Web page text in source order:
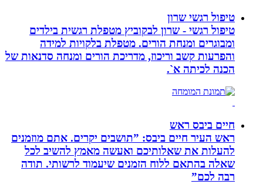
טיפול רגשי שרון
טיפול רגשי - שרון לבקוביץ מטפלת רגשית בילדים
ומבוגרים ומנחת הורים. מטפלת בלקויות למידה
והפרעות קשב וריכוז, מדריכת הורים ומנחה סדנאות של
הכנה לכיתה א`.
חיים ביבס ראש
ראש העיר חיים ביבס: ”תושבים יקרים. אתם מוזמנים
להעלות את שאלותיכם ואעשה מאמץ להשיב לכל
שאלה בהתאם ללוח הזמנים שיעמוד לרשותי. תודה
רבה לכם”